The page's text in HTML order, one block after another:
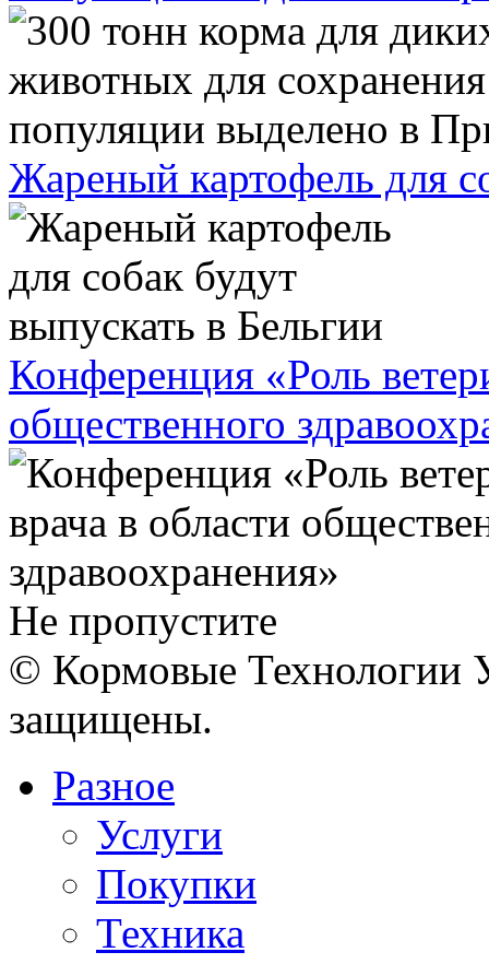
Жареный картофель для
Конференция «Роль
общественного
Не пропустите
© Кормовые Технологии
защищены.
Разное
Услуги
Покупки
Техника